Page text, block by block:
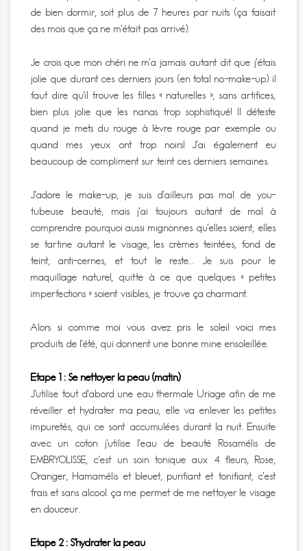
de bien dormir, soit plus de 7 heures par nuits (ça faisait
des mois que ça ne m’était pas arrivé).
Je crois que mon chéri ne m’a jamais autant dit que j’étais
jolie que durant ces derniers jours (en total no-make-up) il
faut dire qu’il trouve les filles « naturelles », sans artifices,
bien plus jolie que les nanas trop sophistiqué! Il déteste
quand je mets du rouge à lèvre rouge par exemple ou
quand mes yeux ont trop noirs! J’ai également eu
beaucoup de compliment sur teint ces derniers semaines.
J’adore le make-up, je suis d’ailleurs pas mal de you-
tubeuse beauté, mais j’ai toujours autant de mal à
comprendre pourquoi aussi mignonnes qu’elles soient, elles
se tartine autant le visage, les crèmes teintées, fond de
teint, anti-cernes, et tout le reste… Je suis pour le
maquillage naturel, quitte à ce que quelques « petites
imperfections » soient visibles, je trouve ça charmant.
Alors si comme moi vous avez pris le soleil voici mes
produits de l’été, qui donnent une bonne mine ensoleillée.
Etape 1 : Se nettoyer la peau (matin)
J’utilise tout d’abord une eau thermale Uriage afin de me
réveiller et hydrater ma peau, elle va enlever les petites
impuretés, qui ce sont accumulées durant la nuit. Ensuite
avec un coton j’utilise l’eau de beauté Rosamélis de
EMBRYOLISSE, c’est un soin tonique aux 4 fleurs, Rose,
Oranger, Hamamélis et bleuet, purifiant et tonifiant, c’est
frais et sans alcool. ça me permet de me nettoyer le visage
en douceur.
Etape 2 : S’hydrater la peau